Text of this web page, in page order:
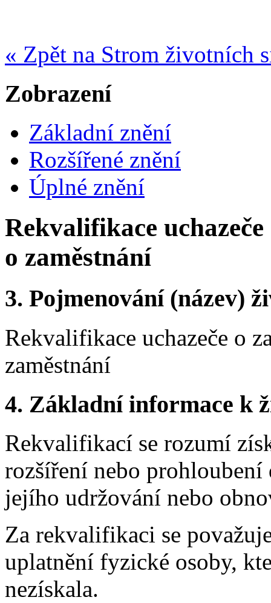
« Zpět na Strom životních
Zobrazení
Základní znění
Rozšířené znění
Úplné znění
Rekvalifikace
o zaměstnání
3. Pojmenování (název)
Rekvalifikace uchazeče o
zaměstnání
4. Základní informace k
Rekvalifikací se rozumí
rozšíření nebo
jejího udržování nebo
Za rekvalifikaci se
uplatnění fyzické osoby,
nezískala.